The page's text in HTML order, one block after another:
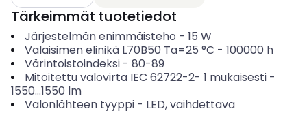
Tärkeimmät tuotetiedot
Järjestelmän enimmäisteho - 15 W
Valaisimen elinikä L70B50 Ta=25 °C - 100000 h
Värintoistoindeksi- 80-89
Mitoitettu valovirta IEC 62722-2- 1 mukaisesti-
1550...1550 lm
Valonlähteen tyyppi- LED, vaihdettava